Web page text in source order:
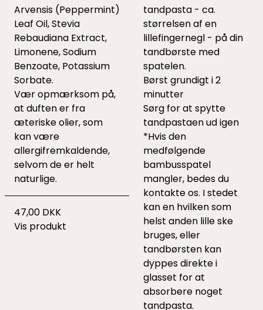
Arvensis (Peppermint)
Leaf Oil, Stevia
Rebaudiana Extract,
Limonene, Sodium
Benzoate, Potassium
Sorbate.
Vær opmærksom på,
at duften er fra
æteriske olier, som
kan være
allergifremkaldende,
selvom de er helt
naturlige.
47,00 DKK
Vis produkt
tandpasta - ca.
størrelsen af en
lillefingernegl - på din
tandbørste med
spatelen.
Børst grundigt i 2
minutter
Sørg for at spytte
tandpastaen ud igen
*Hvis den
medfølgende
bambusspatel
mangler, bedes du
kontakte os. I stedet
kan en hvilken som
helst anden lille ske
bruges, eller
tandbørsten kan
dyppes direkte i
glasset for at
absorbere noget
tandpasta.